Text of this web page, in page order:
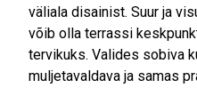
väliala disainist. Suur ja
võib olla terrassi
tervikuks. Valides sobiva
muljetavaldava ja samas